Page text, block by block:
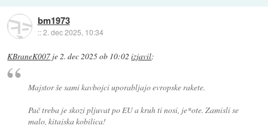
bm1973
::2. dec 2025, 10:34
KBraneK007 je 2. dec 2025 ob 10:02 izjavil:
Majstor še sami kavbojci uporabljajo evropske rakete.
Pač treba je skozi pljuvat po EU a kruh ti nosi, je*ote. Zamisli se
malo, kitajska kobilica!